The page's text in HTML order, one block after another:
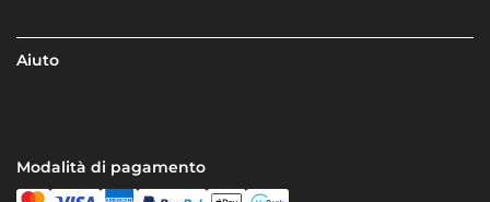
Aiuto
Modalità di pagamento